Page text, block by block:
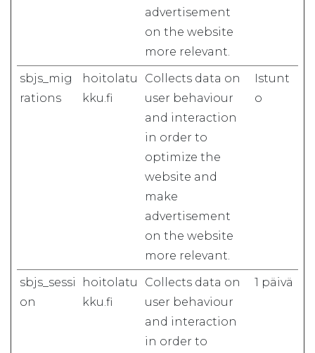
advertisement
on the website
more relevant.
sbjs_mig
rations
hoitolatu
kku.fi
Collects data on
user behaviour
and interaction
in order to
optimize the
website and
make
advertisement
on the website
more relevant.
Istunt
o
sbjs_sessi
on
hoitolatu
kku.fi
Collects data on
user behaviour
and interaction
in order to
1 päivä